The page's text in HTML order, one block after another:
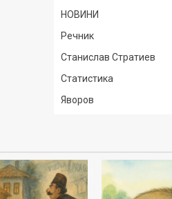
НОВИНИ
Речник
Станислав Стратиев
Статистика
Яворов